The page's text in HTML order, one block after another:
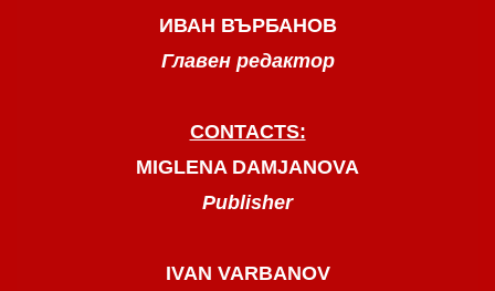
ИВАН ВЪРБАНОВ
Главен редактор
CONTACTS:
MIGLENA DAMJANOVA
Publisher
IVAN VARBANOV